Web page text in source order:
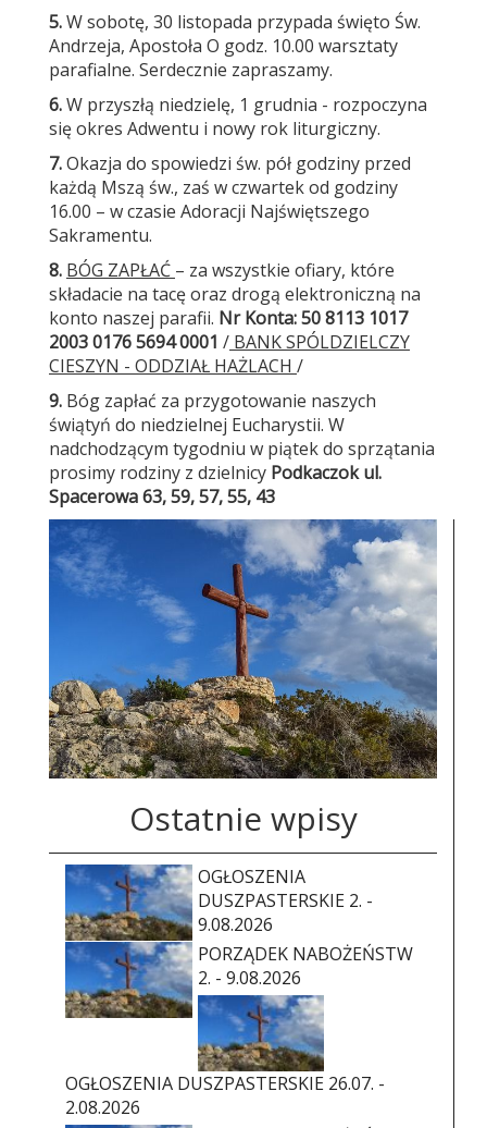
5.W sobotę, 30 listopada przypada święto Św.
Andrzeja, Apostoła O godz. 10.00 warsztaty
parafialne. Serdecznie zapraszamy.
6.W przyszłą niedzielę, 1 grudnia - rozpoczyna
się okres Adwentu i nowy rok liturgiczny.
7.Okazja do spowiedzi św. pół godziny przed
każdą Mszą św., zaś w czwartek od godziny
16.00 – w czasie Adoracji Najświętszego
Sakramentu.
8. BÓG ZAPŁAĆ – za wszystkie ofiary, które
składacie na tacę oraz drogą elektroniczną na
konto naszej parafii. Nr Konta: 50 8113 1017
2003 0176 5694 0001 / BANK SPÓLDZIELCZY
CIESZYN - ODDZIAŁ HAŻLACH /
9. Bóg zapłać za przygotowanie naszych
świątyń do niedzielnej Eucharystii. W
nadchodzącym tygodniu w piątek do sprzątania
prosimy rodziny z dzielnicy Podkaczokul.
Spacerowa 63, 59, 57, 55, 43
Ostatnie wpisy
OGŁOSZENIA
DUSZPASTERSKIE 2. -
9.08.2026
PORZĄDEK NABOŻEŃSTW
2. - 9.08.2026
OGŁOSZENIA DUSZPASTERSKIE 26.07. -
2.08.2026